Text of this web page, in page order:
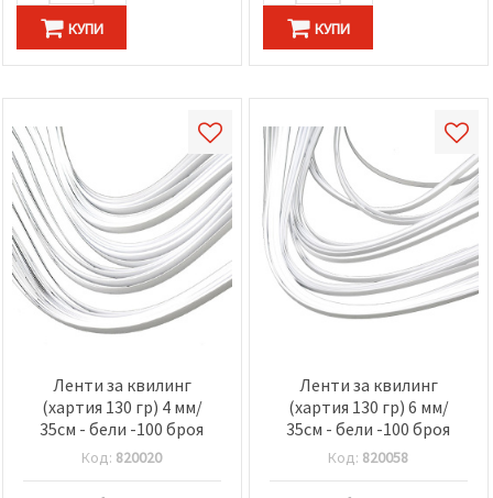
КУПИ КУПИ
Ленти за квилинг
(хартия 130 гр) 4 мм/
35см - бели -100 броя
Код: 820020
Ленти за квилинг
(хартия 130 гр) 6 мм/
35см - бели -100 броя
Код: 820058